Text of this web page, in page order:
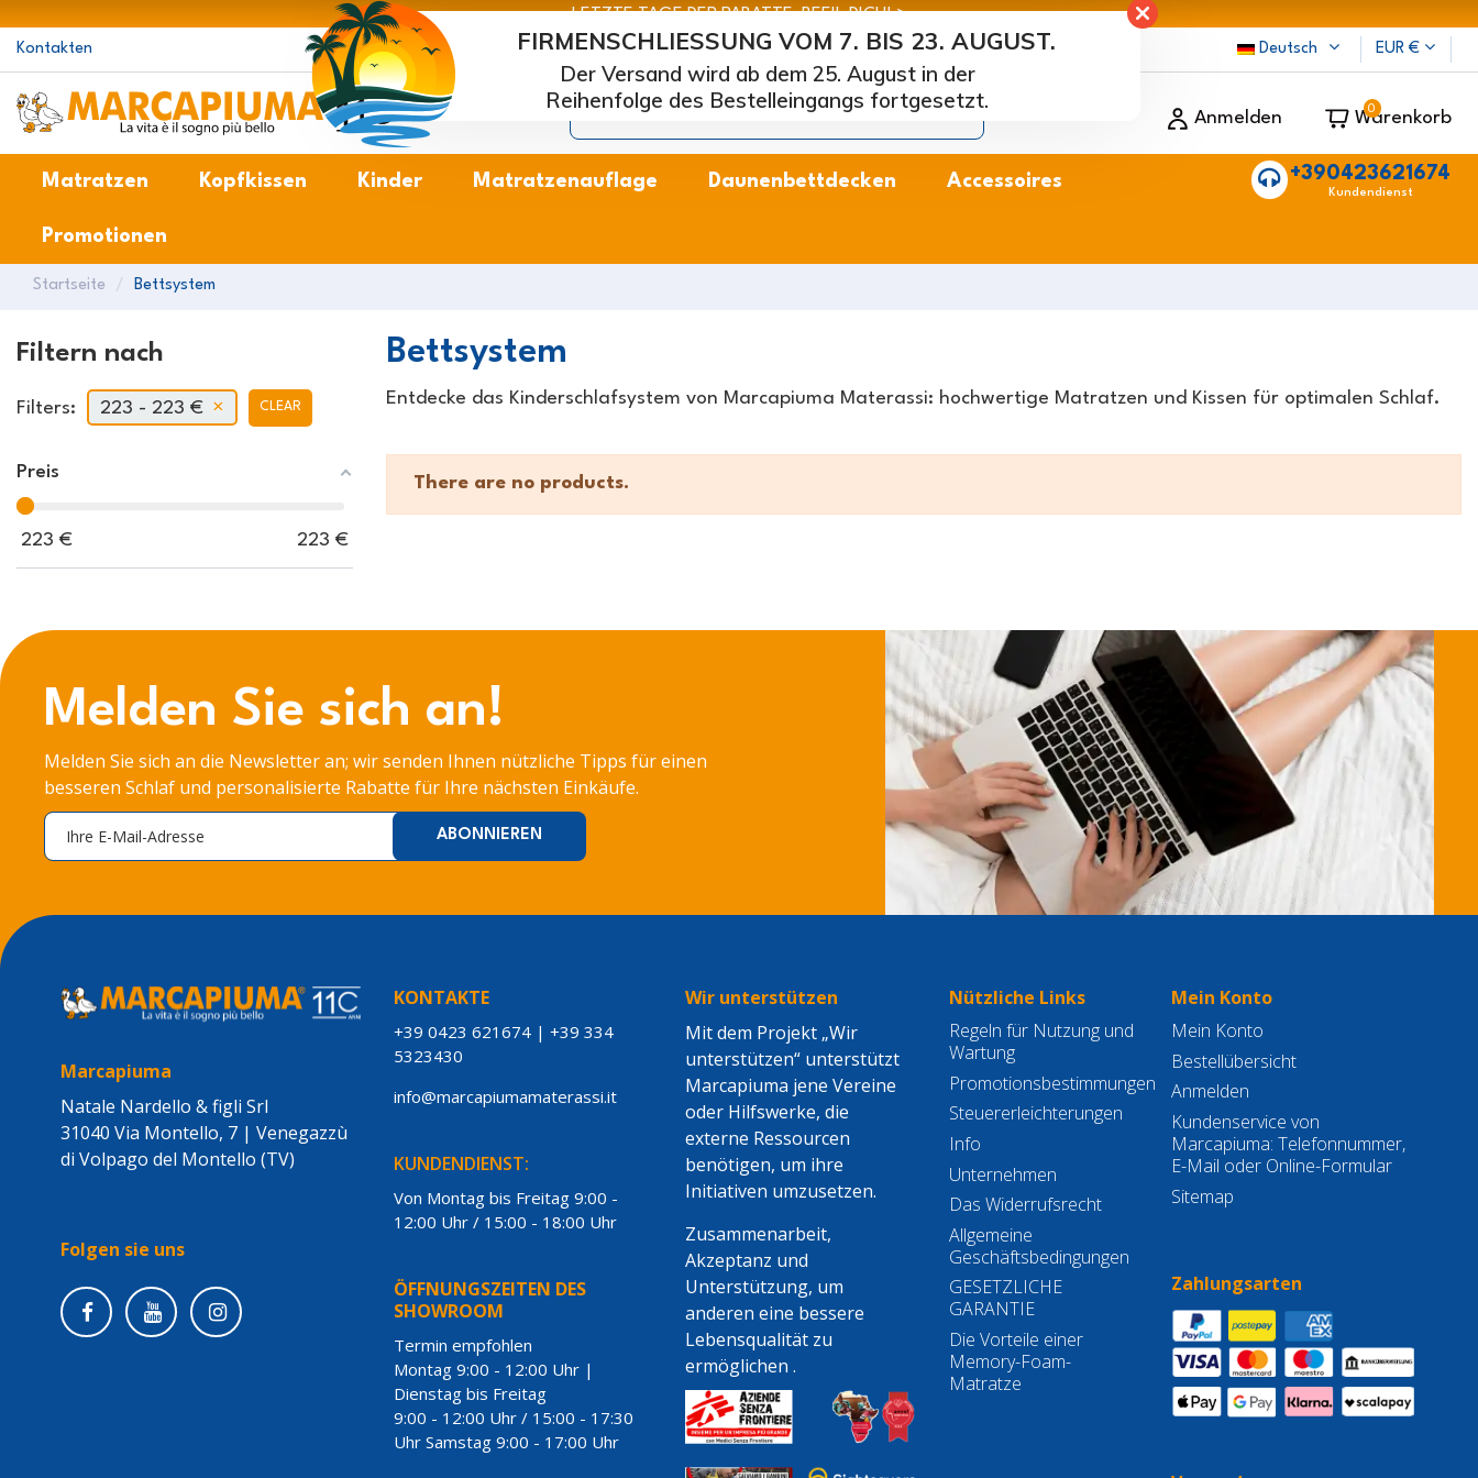
LETZTE TAGE DER RABATTE: BEEIL DICH! >
Kontakten Marcapiuma| Hersteller von Matratzen, Kissen und Lattenrosten Deutsch EUR €
Anmelden 0
Warenkorb
Matratzen Kopfkissen Kinder Matratzenauflage Daunenbettdecken Accessoires
Promotionen
+390423621674
Kundendienst
Startseite Bettsystem
Bettsystem
Entdecke das Kinderschlafsystem von Marcapiuma Materassi: hochwertige Matratzen und Kissen für optimalen Schlaf.
There are no products.
Filtern nach
Filters: CLEAR
223 - 223 €
Preis
223 € 223 €
Melden Sie sich an!
Melden Sie sich an die Newsletter an; wir senden Ihnen nützliche Tipps für einen
besseren Schlaf und personalisierte Rabatte für Ihre nächsten Einkäufe.
Marcapiuma
Natale Nardello & figli Srl
31040 Via Montello, 7 | Venegazzù
di Volpago del Montello (TV)
Folgen sie uns
KONTAKTE
+39 0423 621674 |+39 334
5323430
info@marcapiumamaterassi.it
KUNDENDIENST:
Von Montag bis Freitag 9:00 -
12:00 Uhr / 15:00 - 18:00 Uhr
ÖFFNUNGSZEITEN DES
SHOWROOM
Termin empfohlen
Montag 9:00 - 12:00 Uhr |
Dienstag bis Freitag
9:00 - 12:00 Uhr / 15:00 - 17:30
Uhr Samstag 9:00 - 17:00 Uhr
Wir unterstützen
Mit dem Projekt „Wir
unterstützen“ unterstützt
Marcapiuma jene Vereine
oder Hilfswerke, die
externe Ressourcen
benötigen, um ihre
Initiativen umzusetzen.
Zusammenarbeit,
Akzeptanz und
Unterstützung, um
anderen eine bessere
Lebensqualität zu
ermöglichen .
Nützliche Links
Regeln für Nutzung und
Wartung
Promotionsbestimmungen
Steuererleichterungen
Info
Unternehmen
Das Widerrufsrecht
Allgemeine
Geschäftsbedingungen
GESETZLICHE
GARANTIE
Die Vorteile einer
Memory-Foam-
Matratze
Mein Konto
Mein Konto
Bestellübersicht
Anmelden
Kundenservice von
Marcapiuma: Telefonnummer,
E-Mail oder Online-Formular
Sitemap
Zahlungsarten
Der Versand wird ab dem 25. August in der
Reihenfolge des Bestelleingangs fortgesetzt.
FIRMENSCHLIESSUNG VOM 7. BIS 23. AUGUST.